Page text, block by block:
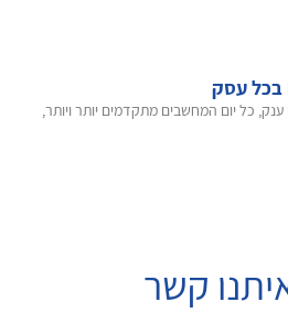
בכל עסק
כל יום המחשבים מתקדמים יותר ויותר,
קשר